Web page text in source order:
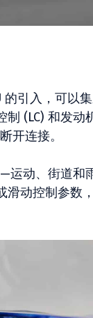
的引入，可以
(LC) 和发动
开连接。
运动、街道和
滑动控制参数